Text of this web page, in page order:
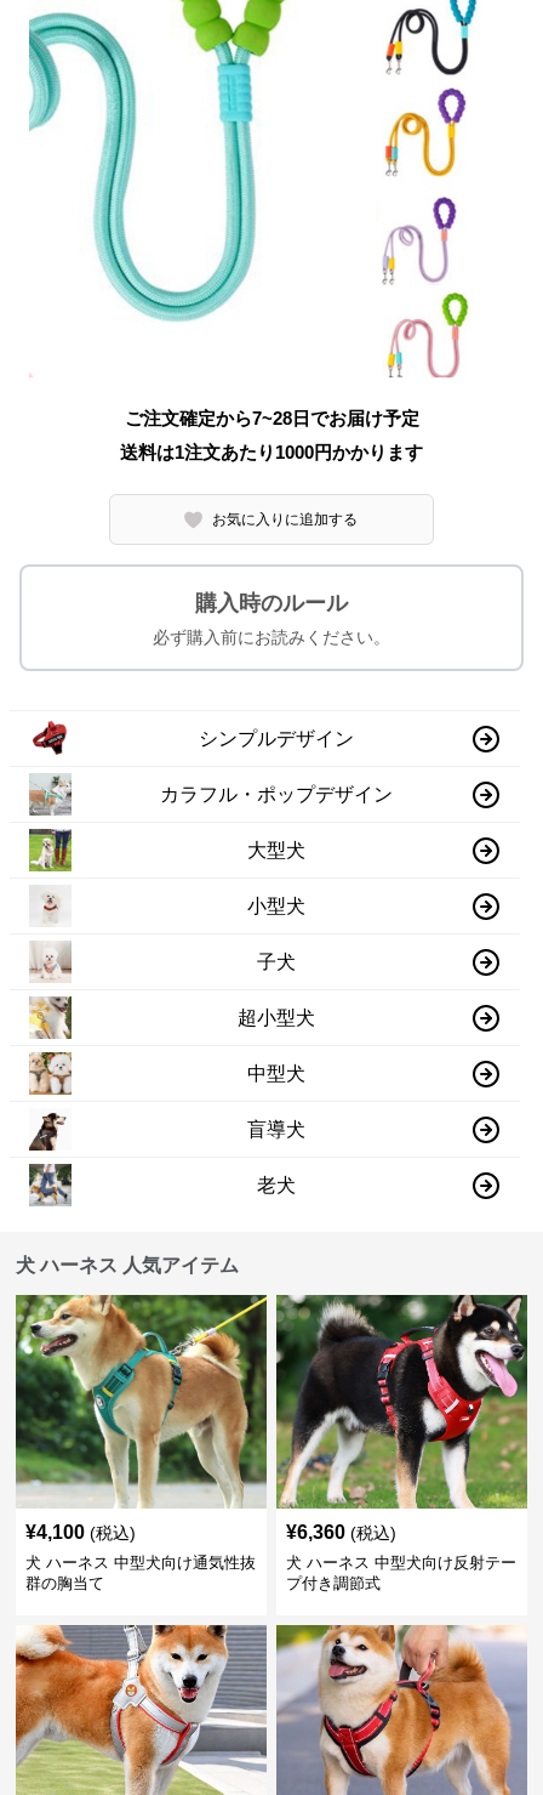
ご注文確定から7~28日でお届け予定
送料は1注文あたり 1000円かかります
お気に入りに追加する
購入時のルール
必ず購入前にお読みください。
シンプルデザイン
カラフル・ポップデザイン
大型犬
小型犬
子犬
超小型犬
中型犬
盲導犬
老犬
犬 ハーネス 人気アイテム
¥4,100 (税込)
犬 ハーネス 中型犬向け通気性抜
群の胸当て
¥6,360 (税込)
犬 ハーネス 中型犬向け反射テー
プ付き調節式